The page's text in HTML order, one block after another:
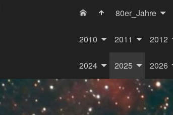
80er_Jahre
2010 2011 2012
2024 2025 2026